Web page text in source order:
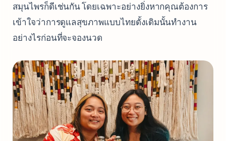
สมุนไพรก็ดีเช่นกัน โดยเฉพาะอย่างยิ่งหากคุณต้องการ
เข้าใจว่าการดูแลสุขภาพแบบไทยดั้งเดิมนั้นทำงาน
อย่างไรก่อนที่จะจองนวด